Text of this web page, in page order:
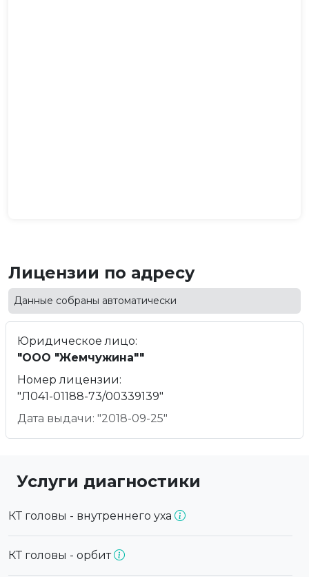
Лицензии по адресу
Данные собраны автоматически
Юридическое лицо:
"ООО "Жемчужина""
Номер лицензии:
"Л041-01188-73/00339139"
Дата выдачи: "2018-09-25"
Услуги диагностики
КТ головы - внутреннего уха
КТ головы - орбит